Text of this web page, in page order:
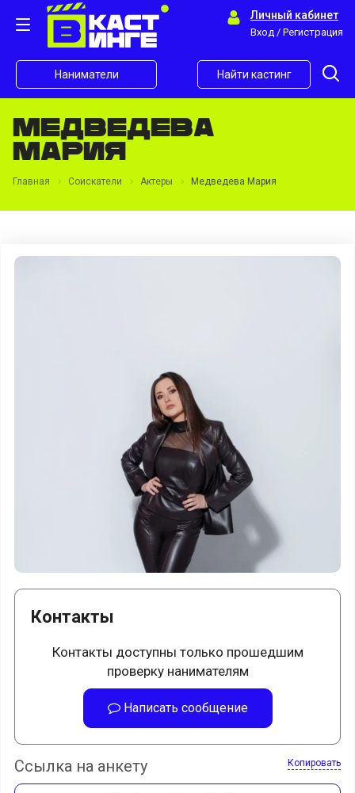
Личный кабинет
Вход / Регистрация
Наниматели Найти кастинг
Медведева
Мария
Главная Соискатели Актеры Медведева Мария
Контакты
Контакты доступны только прошедшим
проверку нанимателям
Написать сообщение
Ссылка на анкету Копировать